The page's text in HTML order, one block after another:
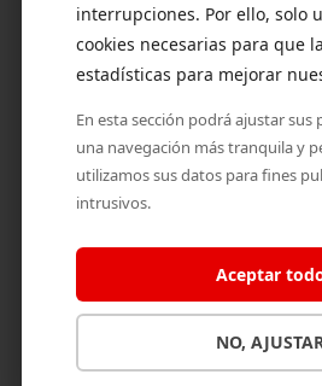
Teléfono * Tipo
Correo electrónico *
Mensaje *
interrupciones. Por ello, solo
cookies necesarias para que
estadísticas para mejorar
En esta sección podrá ajustar sus
una navegación más tranquila y
utilizamos sus datos para fines
intrusivos.
Aceptar
NO,